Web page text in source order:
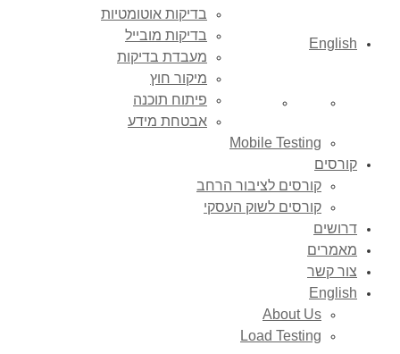
English
About Us
Load Testing
בדיקות אוטומטיות
בדיקות מובייל
מעבדת בדיקות
מיקור חוץ
פיתוח תוכנה
אבטחת מידע
Mobile Testing
קורסים
קורסים לציבור הרחב
קורסים לשוק העסקי
דרושים
מאמרים
צור קשר
English
About Us
Load Testing